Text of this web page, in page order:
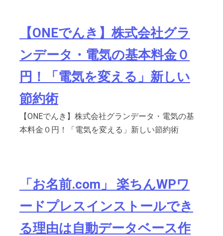
【ONEでんき】株式会社グラ
ンデータ・電気の基本料金０
円！「電気を変える」新しい
節約術
【ONEでんき】株式会社グランデータ・電気の基
本料金０円！「電気を変える」新しい節約術
「お名前.com」 楽ちんWPワ
ードプレスインストールでき
る理由は自動データベース作